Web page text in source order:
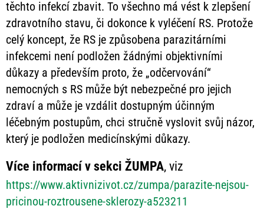
těchto infekcí zbavit. To všechno má vést k zlepšení
zdravotního stavu, či dokonce k vyléčení RS. Protože
celý koncept, že RS je způsobena parazitárními
infekcemi není podložen žádnými objektivními
důkazy a především proto, že „odčervování“
nemocných s RS může být nebezpečné pro jejich
zdraví a může je vzdálit dostupným účinným
léčebným postupům, chci stručně vyslovit svůj názor,
který je podložen medicínskými důkazy.
Více informací v sekci ŽUMPA, viz
https://www.aktivnizivot.cz/zumpa/parazite-nejsou-
pricinou-roztrousene-sklerozy-a523211